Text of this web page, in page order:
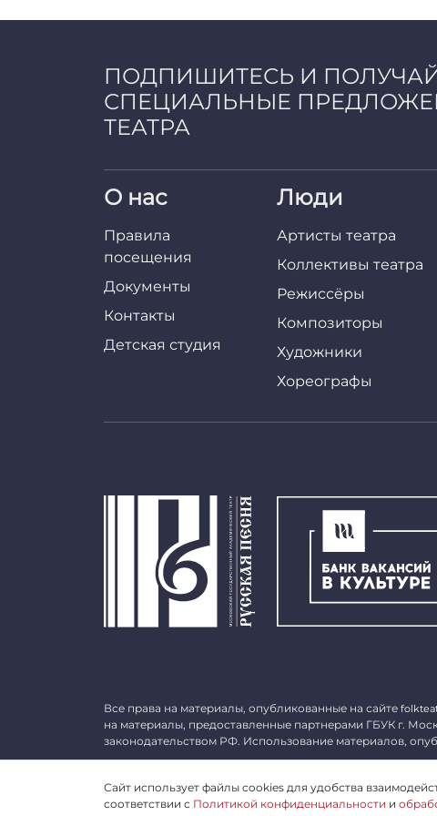
n
ПОДПИШИТЕСЬ И
СПЕЦИАЛЬНЫЕ
ТЕАТРА
О нас
Правила
посещения
Документы
Контакты
Детская студия
Люди
Артисты театра
Коллективы театра
Режиссёры
Композиторы
Художники
Хореографы
Все права на материалы, опубликованные на сайте
на материалы, предоставленные партнерами ГБУК г.
законодательством РФ. Использование материалов,
Сайт использует файлы cookies для удобства
соответствии с Политикой конфиденциальности и